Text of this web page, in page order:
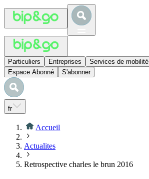
Particuliers Entreprises Services de mobilité
Espace Abonné
S'abonner
fr
Accueil
Actualites
Retrospective charles le brun 2016